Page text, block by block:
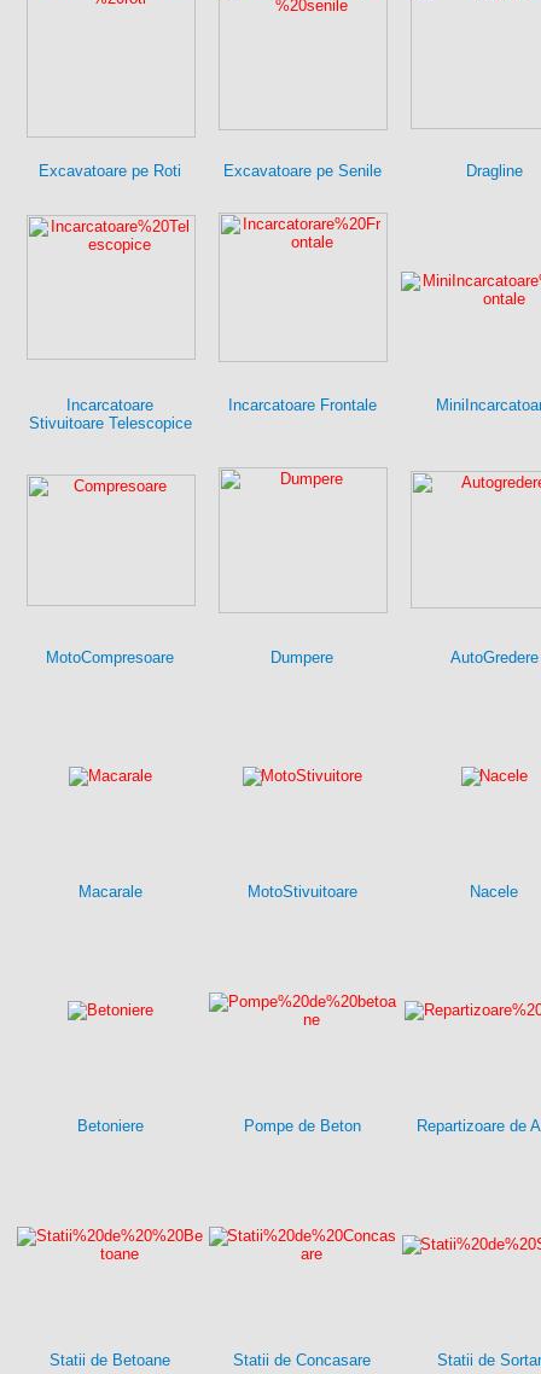
Excavatoare pe Roti Excavatoare pe Senile Dragline
Incarcatoare
Stivuitoare Telescopice
Incarcatoare Frontale
MotoCompresoare Dumpere AutoGredere
Macarale MotoStivuitoare Nacele
Betoniere Pompe de Beton Repartizoare de
Statii de Betoane Statii de Concasare Statii de